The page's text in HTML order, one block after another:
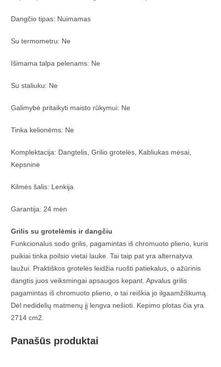
Dangčio tipas: Nuimamas
Su termometru: Ne
Išimama talpa pelenams: Ne
Su staliuku: Ne
Galimybė pritaikyti maisto rūkymui: Ne
Tinka kelionėms: Ne
Komplektacija: Dangtelis, Grilio grotelės, Kabliukas mėsai,
Kepsninė
Kilmės šalis: Lenkija
Garantija: 24 mėn
Grilis su grotelėmis ir dangčiu
Funkcionalus sodo grilis, pagamintas iš chromuoto plieno, kuris
puikiai tinka poilsio vietai lauke. Tai taip pat yra alternatyva
laužui. Praktiškos grotelės leidžia ruošti patiekalus, o ažūrinis
dangtis juos veiksmingai apsaugos kepant. Apvalus grilis
pagamintas iš chromuoto plieno, o tai reiškia jo ilgaamžiškumą.
Dėl nedidelių matmenų jį lengva nešioti. Kepimo plotas čia yra
2714 cm2.
Panašūs produktai